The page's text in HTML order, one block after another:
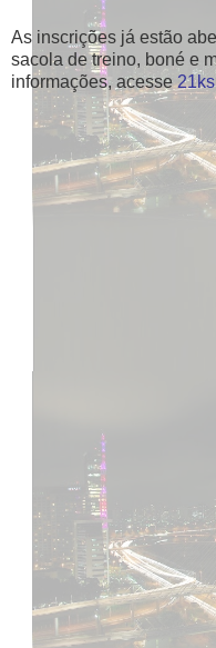
As inscrições já estão
sacola de treino, boné e
informações, acesse